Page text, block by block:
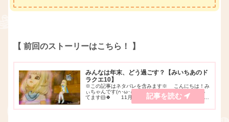
【 前回のストーリーはこちら！ 】
みんなは年末、どう過ごす？【みいちあのド
ラクエ10】
※この記事はネタバレを含みます※ こんにちは！み
ぃちゃんです(∩･ω･∩)♪YouTubeでゲーム実況をやっ
てます🐹🍀 11月も気付けば折り返しにはいりまし
たね⛄✨私がドラクエ10を始めたのが9月13日なの
で、もう2ヶ月も経ってました😲...